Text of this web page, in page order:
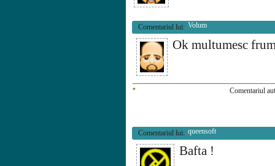
Comentariul lui: Volum
Ok multumesc
* Comentariul
Comentariul lui: queensoft
Bafta !